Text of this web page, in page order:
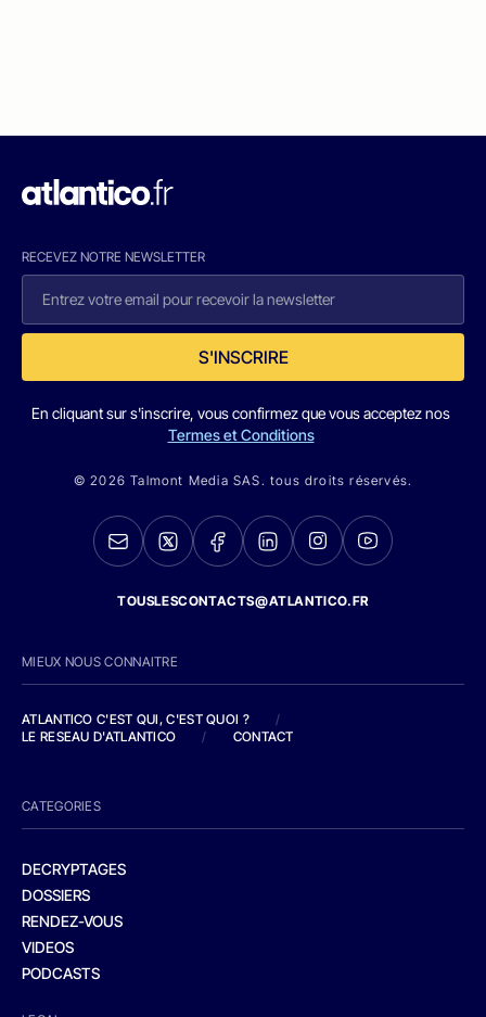
RECEVEZ NOTRE NEWSLETTER
S'INSCRIRE
En cliquant sur s'inscrire, vous confirmez que vous acceptez nos
Termes et Conditions
© 2026 Talmont Media SAS. tous droits réservés.
TOUSLESCONTACTS@ATLANTICO.FR
MIEUX NOUS CONNAITRE
ATLANTICO C'EST QUI, C'EST QUOI ?
/
LE RESEAU D'ATLANTICO
/ CONTACT
CATEGORIES
DECRYPTAGES
DOSSIERS
RENDEZ-VOUS
VIDEOS
PODCASTS